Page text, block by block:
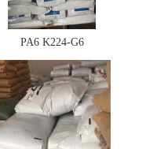
PA6 K224-G6